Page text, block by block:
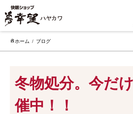
ホーム ブログ
冬物処分。今だ
催中！！